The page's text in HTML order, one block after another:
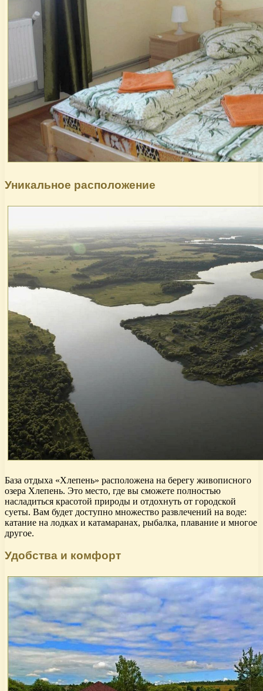
Уникальное расположение
База отдыха «Хлепень» расположена на берегу живописного
озера Хлепень. Это место, где вы сможете полностью
насладиться красотой природы и отдохнуть от городской
суеты. Вам будет доступно множество развлечений на воде:
катание на лодках и катамаранах, рыбалка, плавание и многое
другое.
Удобства и комфорт